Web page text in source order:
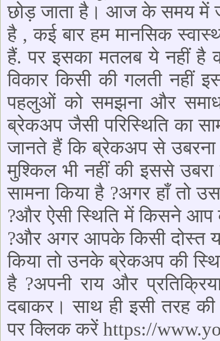
छोड़ जाता है। आज के समय में
है , कई बार हम मानसिक
हैं. पर इसका मतलब ये नहीं है
विकार किसी की गलती
पहलुओं को समझना और
ब्रेकअप जैसी परिस्थिति का
जानते हैं कि ब्रेकअप से
मुश्किल भी नहीं की इससे
सामना किया है ?अगर हाँ तो
?और ऐसी स्थिति में किसने
?और अगर आपके किसी दोस्त
किया तो उनके ब्रेकअप की
है ?अपनी राय और
दबाकर। साथ ही इसी तरह
पर क्लिक करें https://